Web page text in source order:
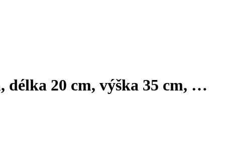
délka 20 cm, výška 35 cm, …